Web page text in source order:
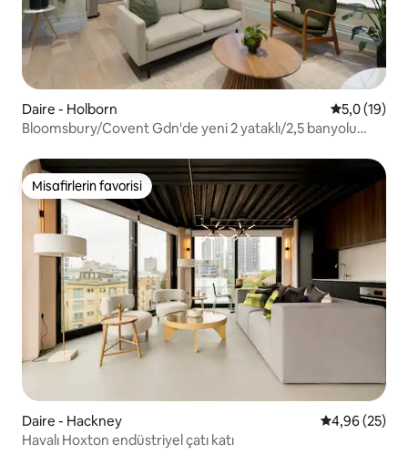
Daire - Holborn 55,0 (19)
Bloomsbury/Covent Gdn'de yeni 2 yataklı/2,5 banyolu
Misafirlerin favorisi
Misafirlerin favorisi
Daire - Hackney 5 üzerinden
4,96 (25)
Havalı Hoxton endüstriyel çatı katı